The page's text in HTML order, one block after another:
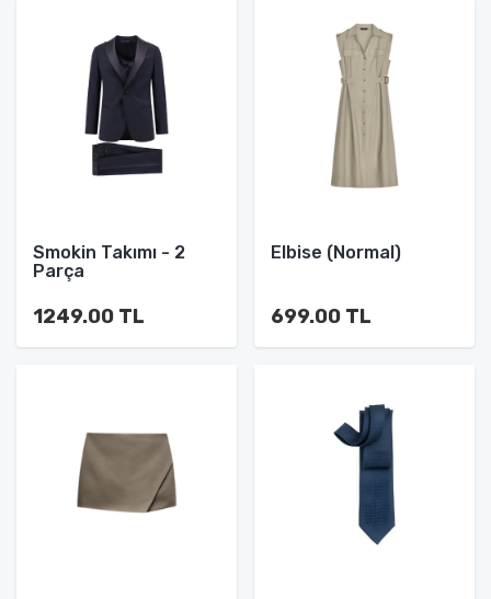
Smokin Takımı - 2
Parça
1249.00 TL
Elbise (Normal)
699.00 TL